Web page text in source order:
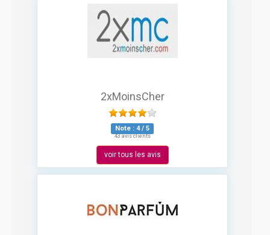
2xMoinsCher
Note : 4/ 5
43 avis clients
voir tous les avis